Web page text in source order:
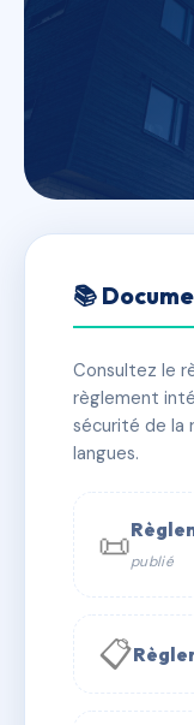
4, rue
LYON
📍 4 r
✓ Immatriculée
📞 Contacter
✉ Email
📚
Consultez le
règlement
sécurité de la
langues.
📜publié
📋